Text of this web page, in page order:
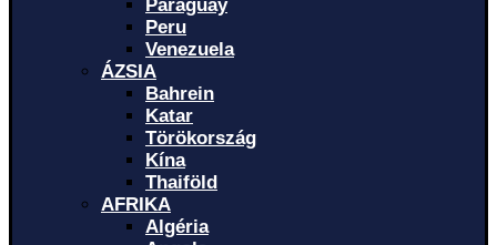
Paraguay
Peru
Venezuela
ÁZSIA
Bahrein
Katar
Törökország
Kína
Thaiföld
AFRIKA
Algéria